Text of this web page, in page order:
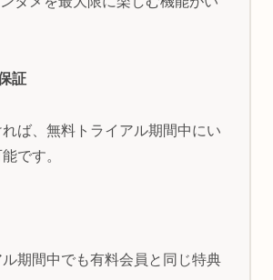
証
ば、無料トライアル期間中にい
です。
期間中でも有料会員と同じ特典